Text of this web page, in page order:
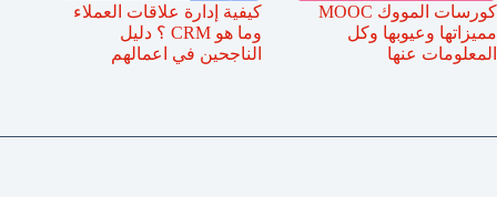
كورسات المووك MOOC
مميزاتها وعيوبها وكل
المعلومات عنها
كيفية إدارة علاقات العملاء
وما هو CRM ؟ دليل
الناجحين في اعمالهم